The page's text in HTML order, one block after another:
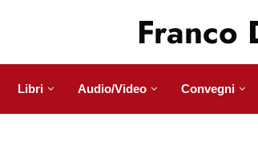
Franco
Libri Audio/Video Convegni